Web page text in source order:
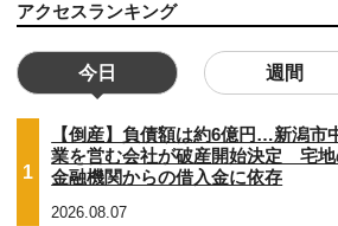
アクセスランキング
今日 週間
1
【倒産】負債額は約6億円…新潟市
業を営む会社が破産開始決定 宅地
金融機関からの借入金に依存
2026.08.07